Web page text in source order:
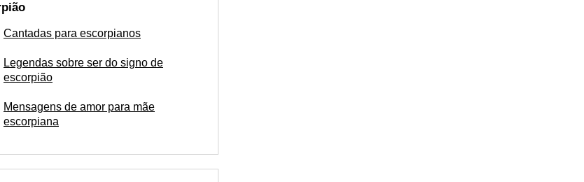
Cantadas para escorpianos
Legendas sobre ser do signo de
escorpião
Mensagens de amor para mãe
escorpiana